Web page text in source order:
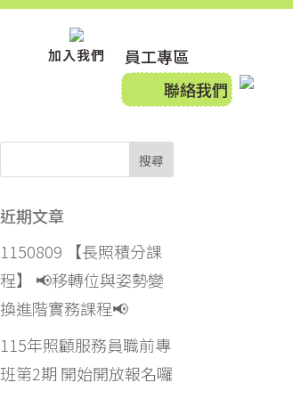
加入我們
員工專區
聯絡我們
近期文章
1150809 【長照積分課
程】 📢移轉位與姿勢變
換進階實務課程📢
115年照顧服務員職前專
班第2期 開始開放報名囉